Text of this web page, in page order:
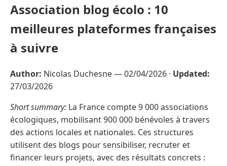
Association blog écolo : 10
meilleures plateformes françaises
à suivre
Author: Nicolas Duchesne —02/04/2026 · Updated:
27/03/2026
Short summary: La France compte 9 000 associations
écologiques, mobilisant 900 000 bénévoles à travers
des actions locales et nationales. Ces structures
utilisent des blogs pour sensibiliser, recruter et
financer leurs projets, avec des résultats concrets :